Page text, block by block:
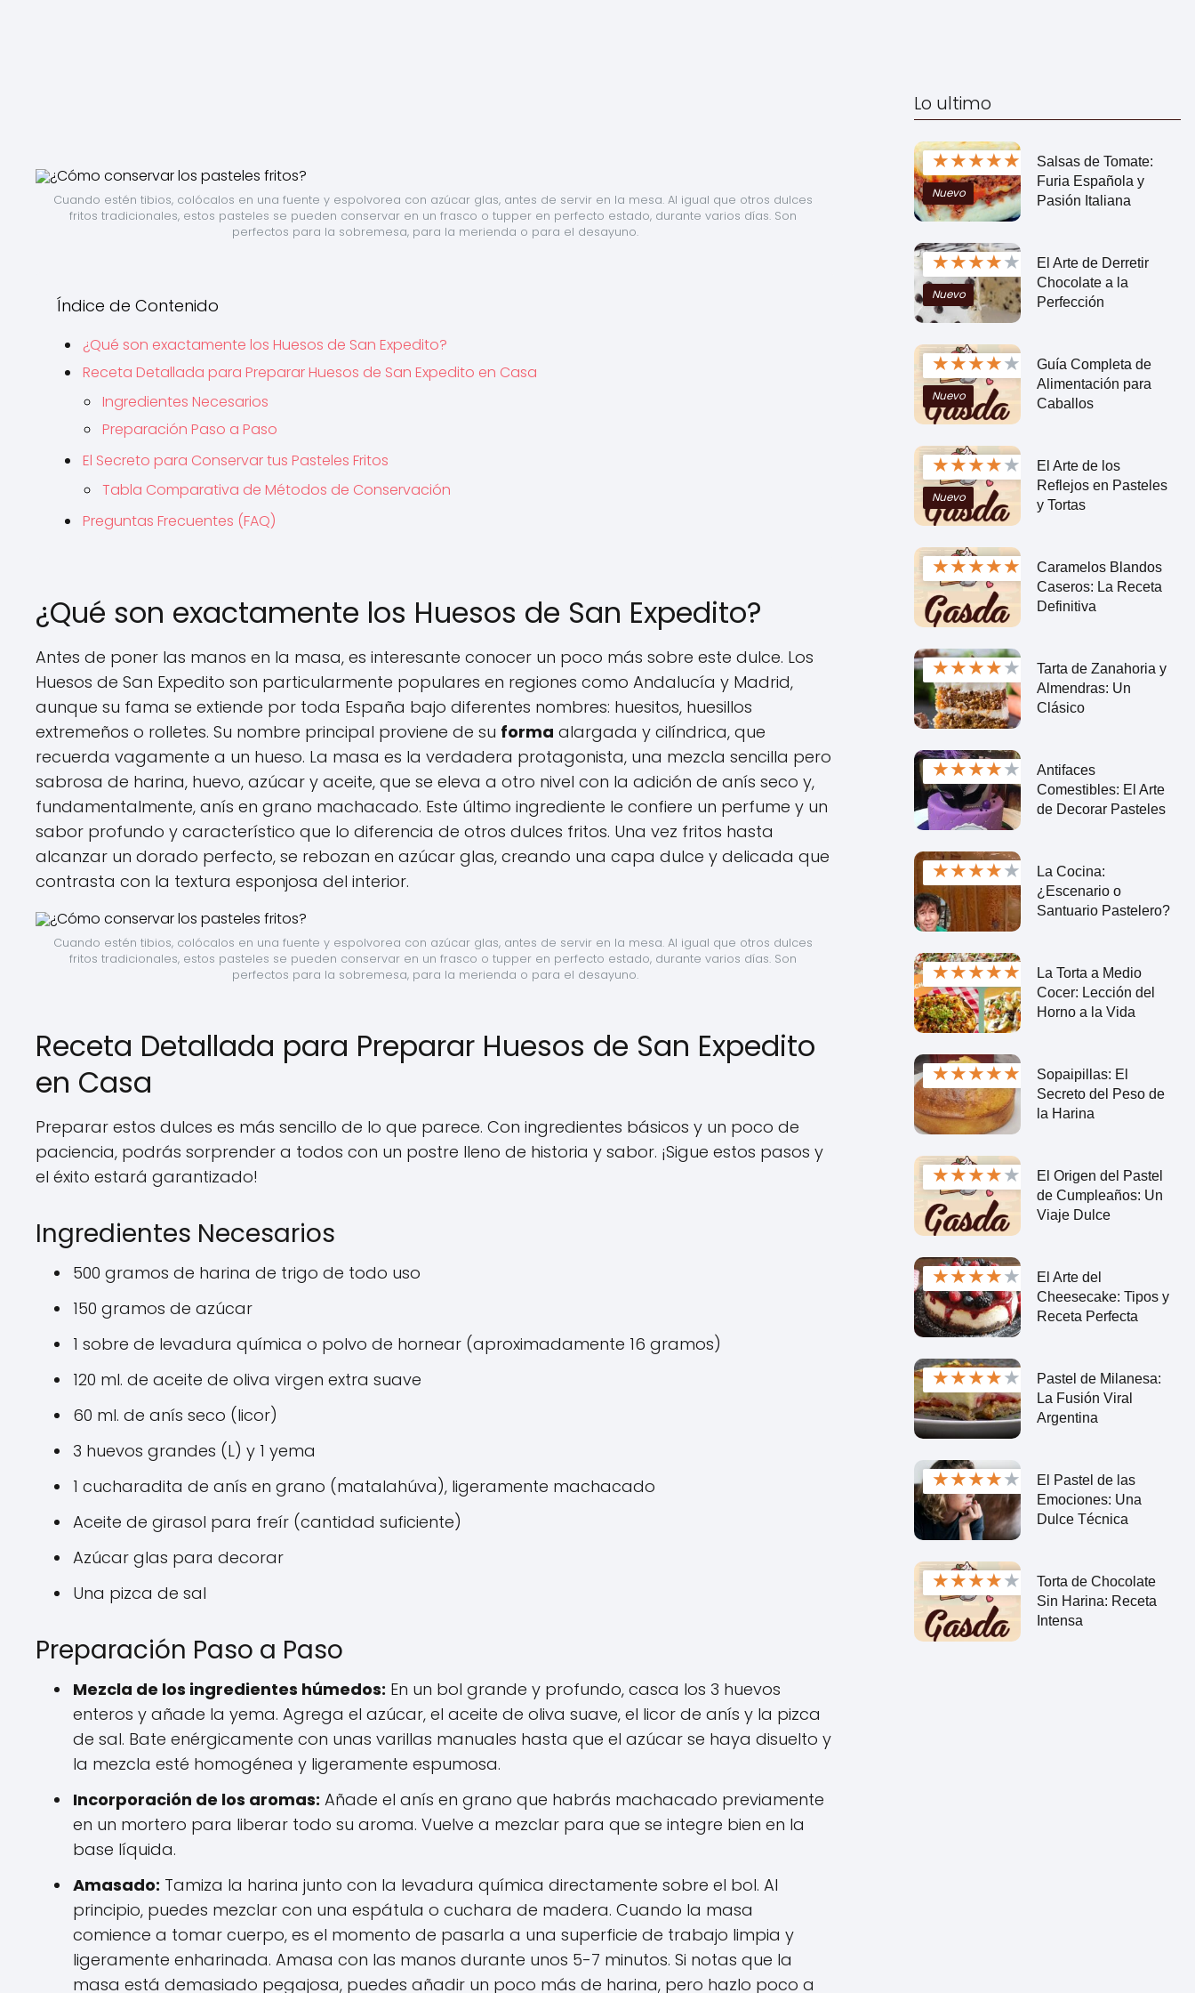
Cuando estén tibios, colócalos en una fuente y espolvorea con azúcar glas, antes de servir en la mesa. Al igual que otros dulces
fritos tradicionales, estos pasteles se pueden conservar en un frasco o tupper en perfecto estado, durante varios días. Son
perfectos para la sobremesa, para la merienda o para el desayuno.
Índice de Contenido
¿Qué son exactamente los Huesos de San Expedito?
Receta Detallada para Preparar Huesos de San Expedito en Casa
Ingredientes Necesarios
Preparación Paso a Paso
El Secreto para Conservar tus Pasteles Fritos
Tabla Comparativa de Métodos de Conservación
Preguntas Frecuentes (FAQ)
¿Qué son exactamente los Huesos de San Expedito?
Antes de poner las manos en la masa, es interesante conocer un poco más sobre este dulce. Los
Huesos de San Expedito son particularmente populares en regiones como Andalucía y Madrid,
aunque su fama se extiende por toda España bajo diferentes nombres: huesitos, huesillos
extremeños o rolletes. Su nombre principal proviene de su forma alargada y cilíndrica, que
recuerda vagamente a un hueso. La masa es la verdadera protagonista, una mezcla sencilla pero
sabrosa de harina, huevo, azúcar y aceite, que se eleva a otro nivel con la adición de anís seco y,
fundamentalmente, anís en grano machacado. Este último ingrediente le confiere un perfume y un
sabor profundo y característico que lo diferencia de otros dulces fritos. Una vez fritos hasta
alcanzar un dorado perfecto, se rebozan en azúcar glas, creando una capa dulce y delicada que
contrasta con la textura esponjosa del interior.
Cuando estén tibios, colócalos en una fuente y espolvorea con azúcar glas, antes de servir en la mesa. Al igual que otros dulces
fritos tradicionales, estos pasteles se pueden conservar en un frasco o tupper en perfecto estado, durante varios días. Son
perfectos para la sobremesa, para la merienda o para el desayuno.
Receta Detallada para Preparar Huesos de San Expedito
en Casa
Preparar estos dulces es más sencillo de lo que parece. Con ingredientes básicos y un poco de
paciencia, podrás sorprender a todos con un postre lleno de historia y sabor. ¡Sigue estos pasos y
el éxito estará garantizado!
Ingredientes Necesarios
500 gramos de harina de trigo de todo uso
150 gramos de azúcar
1 sobre de levadura química o polvo de hornear (aproximadamente 16 gramos)
120 ml. de aceite de oliva virgen extra suave
60 ml. de anís seco (licor)
3 huevos grandes (L) y 1 yema
1 cucharadita de anís en grano (matalahúva), ligeramente machacado
Aceite de girasol para freír (cantidad suficiente)
Azúcar glas para decorar
Una pizca de sal
Preparación Paso a Paso
Mezcla de los ingredientes húmedos: En un bol grande y profundo, casca los 3 huevos
enteros y añade la yema. Agrega el azúcar, el aceite de oliva suave, el licor de anís y la pizca
de sal. Bate enérgicamente con unas varillas manuales hasta que el azúcar se haya disuelto y
la mezcla esté homogénea y ligeramente espumosa.
Incorporación de los aromas: Añade el anís en grano que habrás machacado previamente
en un mortero para liberar todo su aroma. Vuelve a mezclar para que se integre bien en la
base líquida.
Amasado: Tamiza la harina junto con la levadura química directamente sobre el bol. Al
principio, puedes mezclar con una espátula o cuchara de madera. Cuando la masa
comience a tomar cuerpo, es el momento de pasarla a una superficie de trabajo limpia y
ligeramente enharinada. Amasa con las manos durante unos 5-7 minutos. Si notas que la
masa está demasiado pegajosa, puedes añadir un poco más de harina, pero hazlo poco a
Lo ultimo
★★★★★
Nuevo
Salsas de Tomate:
Furia Española y
Pasión Italiana
★★★★★
Nuevo
El Arte de Derretir
Chocolate a la
Perfección
★★★★★
Nuevo
Guía Completa de
Alimentación para
Caballos
★★★★★
Nuevo
El Arte de los
Reflejos en Pasteles
y Tortas
★★★★★
Caramelos Blandos
Caseros: La Receta
Definitiva
★★★★★
Tarta de Zanahoria y
Almendras: Un
Clásico
★★★★★
Antifaces
Comestibles: El Arte
de Decorar Pasteles
★★★★★
La Cocina:
¿Escenario o
Santuario Pastelero?
★★★★★
La Torta a Medio
Cocer: Lección del
Horno a la Vida
★★★★★
Sopaipillas: El
Secreto del Peso de
la Harina
★★★★★
El Origen del Pastel
de Cumpleaños: Un
Viaje Dulce
★★★★★
El Arte del
Cheesecake: Tipos y
Receta Perfecta
★★★★★
Pastel de Milanesa:
La Fusión Viral
Argentina
★★★★★
El Pastel de las
Emociones: Una
Dulce Técnica
★★★★★
Torta de Chocolate
Sin Harina: Receta
Intensa